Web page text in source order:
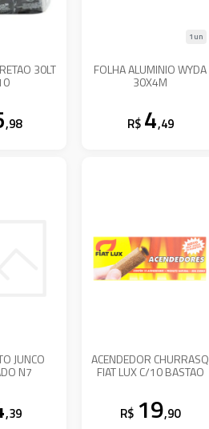
30LT
,98
FOLHA ALUMINIO WYDA
30X4M
1un
R$ 4,49
JUNCO
N7
,39
ACENDEDOR CHURRASQ
FIAT LUX C/10 BASTAO
R$ 19,90